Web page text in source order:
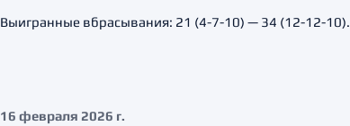
Выигранные вбрасывания: 21 (4-7-10) — 34 (12-12-10).
16 февраля 2026 г.